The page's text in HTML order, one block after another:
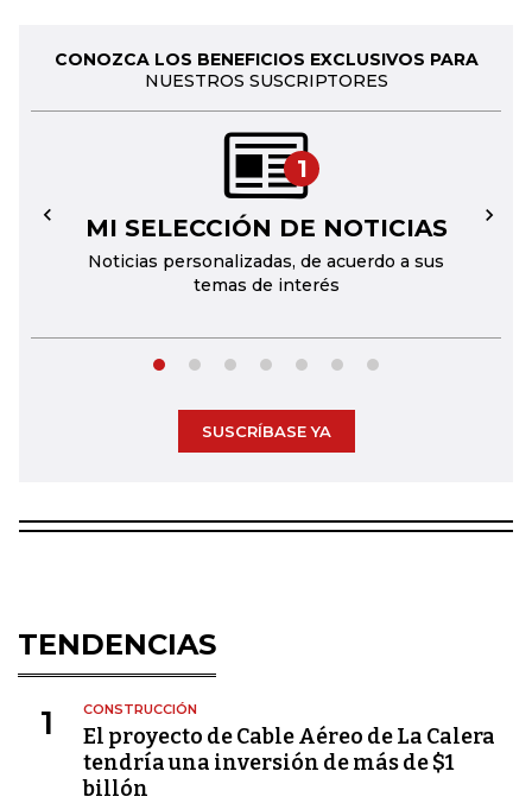
CONOZCA LOS BENEFICIOS EXCLUSIVOS PARA
NUESTROS SUSCRIPTORES
1
MI SELECCIÓN DE NOTICIAS
Noticias personalizadas, de acuerdo a sus
temas de interés
← →
SUSCRÍBASE YA
TENDENCIAS
1 CONSTRUCCIÓN
El proyecto de Cable Aéreo de La Calera
tendría una inversión de más de $1
billón